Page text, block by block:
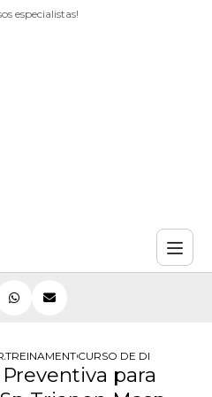
especialistas!
MOTOCICLISTAS
TREINAMENTO DE DIRECAO
CURSO DE DIRECAO
para